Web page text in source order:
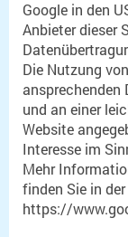
Google in den
Anbieter dieser
Die Nutzung
ansprechenden
und an einer
Website
Interesse im
Mehr
finden Sie in
https://